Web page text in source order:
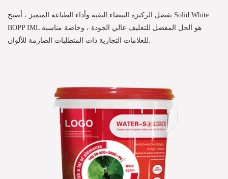
بفضل الركيزة البيضاء النقية وأداء الطباعة المتميز ، أصبح Solid White
BOPP IML هو الحل المفضل للتغليف عالي الجودة ، وخاصة مناسبة